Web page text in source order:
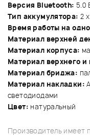
Версия Bluetooth:5.0
Тип аккумулятора: 2
Время работы на
Материал верхней
Материал корпуса:
Материал верхнего
Материал бриджа:
Материал накладки:
светодиодами
Цвет: натуральный
Производитель имеет